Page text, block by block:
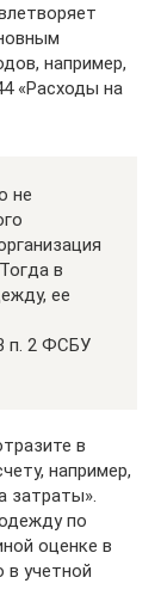
например,
«Расходы на
не
в
ее
п. 2 ФСБУ
в
например,
затраты».
по
оценке в
в учетной